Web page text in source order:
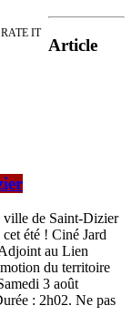
RATE IT
Article
ville de Saint-Dizier
été ! Ciné Jard
au Lien
du territoire
3 août
: 2h02. Ne pas